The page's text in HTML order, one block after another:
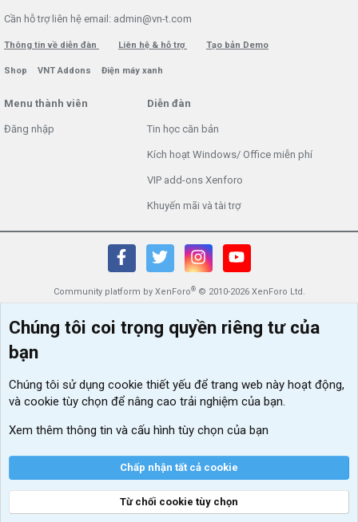
Cần hỗ trợ liên hệ email: admin@vn-t.com
Thông tin về diễn đàn Liên hệ & hỗ trợ Tạo bản Demo
Shop VNT Addons Điện máy xanh
Menu thành viên
Đăng nhập
Diễn đàn
Tin học căn bản
Kích hoạt Windows/ Office miễn phí
VIP add-ons Xenforo
Khuyến mãi và tài trợ
Community platform by XenForo® © 2010-2026 XenForo Ltd.
Chúng tôi coi trọng quyền riêng tư của
bạn
Chúng tôi sử dụng cookie thiết yếu để trang web này hoạt động,
và cookie tùy chọn để nâng cao trải nghiệm của bạn.
Xem thêm thông tin và cấu hình tùy chọn của bạn
Chấp nhận tất cả cookie
Từ chối cookie tùy chọn